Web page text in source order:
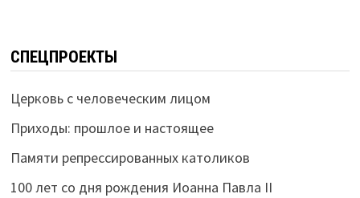
СПЕЦПРОЕКТЫ
Церковь с человеческим лицом
Приходы: прошлое и настоящее
Памяти репрессированных католиков
100 лет со дня рождения Иоанна Павла II